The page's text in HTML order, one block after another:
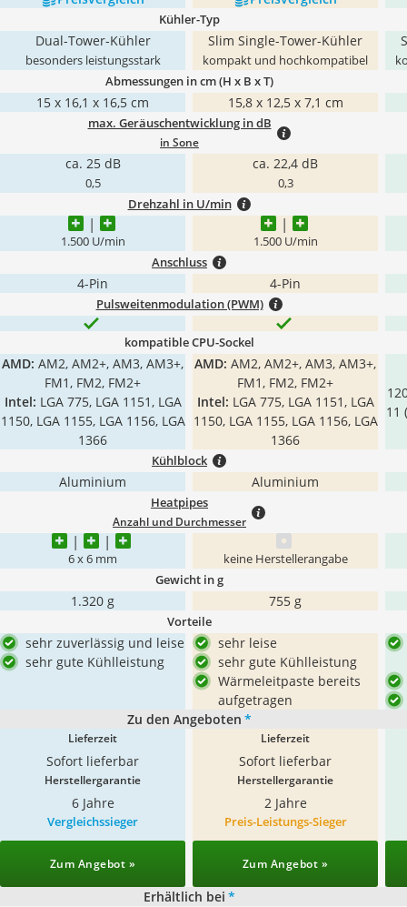
Kühler-Typ
Dual-Tower-Kühler
besonders leistungsstark
Slim Single-Tower-Kühler
kompakt und hochkompatibel
Abmessungen in cm (H x B x T)
15 x 16,1 x 16,5 cm 15,8 x 12,5 x 7,1 cm
max. Geräuschentwicklung in dB
in Sone
ca. 25 dB
0,5
ca. 22,4 dB
0,3
Drehzahl in U/min
1.500 U/min 1.500 U/min
Anschluss
4-Pin 4-Pin
Pulsweitenmodulation (PWM)
kompatible CPU-Sockel
AMD: AM2, AM2+, AM3, AM3+,
FM1, FM2, FM2+
Intel: LGA 775, LGA 1151, LGA
1150, LGA 1155, LGA 1156, LGA
1366
AMD: AM2, AM2+, AM3, AM3+,
FM1, FM2, FM2+
Intel: LGA 775, LGA 1151, LGA
1150, LGA 1155, LGA 1156, LGA
1366
11
Kühlblock
Aluminium Aluminium
Heatpipes
Anzahl und Durchmesser
6 x 6 mm keine Herstellerangabe
Gewicht in g
1.320 g 755 g
Vorteile
sehr zuverlässig und leise
sehr gute Kühlleistung
sehr leise
sehr gute Kühlleistung
Wärmeleitpaste bereits
aufgetragen
Zu den Angeboten *
Lieferzeit
Sofort lieferbar
Lieferzeit
Sofort lieferbar
Herstellergarantie
6 Jahre
Herstellergarantie
2 Jahre
Vergleichssieger
Zum Angebot »
Preis-Leistungs-Sieger
Zum Angebot »
Erhältlich bei *